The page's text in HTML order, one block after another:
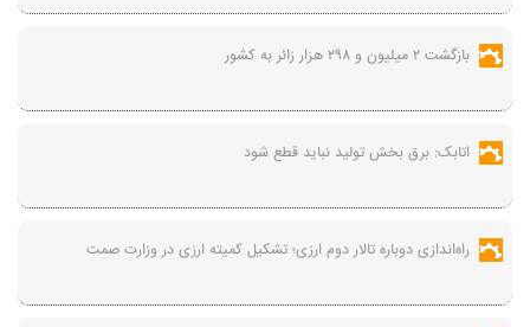
بازگشت ۲ میلیون و ۲۹۸ هزار زائر به کشور
اتابک: برق بخش تولید نباید قطع شود
راه‌اندازی دوباره تالار دوم ارزی؛ تشکیل کمیته ارزی در وزارت صمت